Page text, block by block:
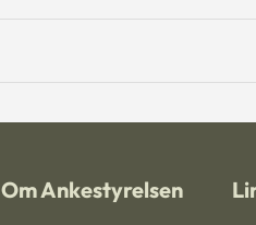
Om Ankestyrelsen